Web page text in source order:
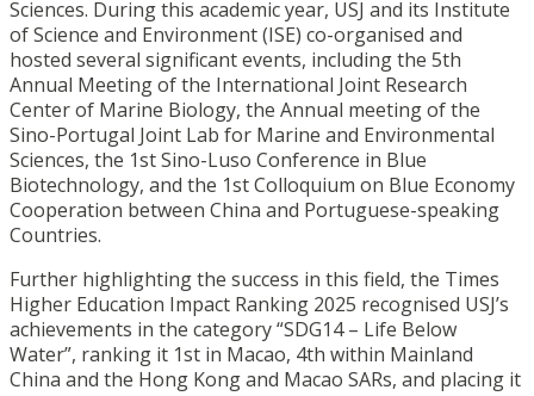
Sciences. During this academic year, USJ and its Institute
of Science and Environment (ISE) co-organised and
hosted several significant events, including the 5th
Annual Meeting of the International Joint Research
Center of Marine Biology, the Annual meeting of the
Sino-Portugal Joint Lab for Marine and Environmental
Sciences, the 1st Sino-Luso Conference in Blue
Biotechnology, and the 1st Colloquium on Blue Economy
Cooperation between China and Portuguese-speaking
Countries.
Further highlighting the success in this field, the Times
Higher Education Impact Ranking 2025 recognised USJ’s
achievements in the category “SDG14 – Life Below
Water”, ranking it 1st in Macao, 4th within Mainland
China and the Hong Kong and Macao SARs, and placing it